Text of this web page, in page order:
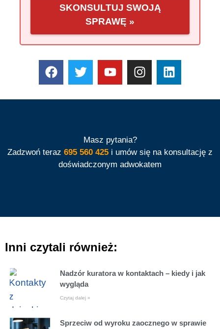
SKONSULTUJ SWOJĄ
SPRAWĘ »
Masz pytania?
Zadzwoń teraz 695 560 425 i umów się na konsultację z
doświadczonym adwokatem
Inni czytali również:
Nadzór kuratora w kontaktach – kiedy i jak
wygląda
Czytaj dalej »
Sprzeciw od wyroku zaocznego w sprawie